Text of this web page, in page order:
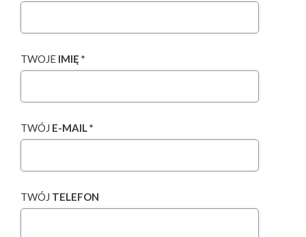
TWOJE IMIĘ *
TWÓJ E-MAIL *
TWÓJ TELEFON